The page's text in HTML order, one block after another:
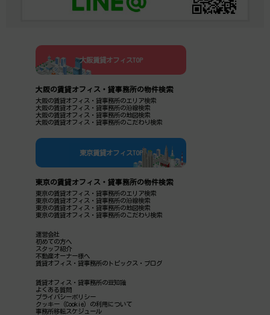
大阪賃貸オフィスTOP
大阪の賃貸オフィス・貸事務所の物件検索
大阪の賃貸オフィス・貸事務所のエリア検索
大阪の賃貸オフィス・貸事務所の沿線検索
大阪の賃貸オフィス・貸事務所の地図検索
大阪の賃貸オフィス・貸事務所のこだわり検索
東京賃貸オフィスTOP
東京の賃貸オフィス・貸事務所の物件検索
東京の賃貸オフィス・貸事務所のエリア検索
東京の賃貸オフィス・貸事務所の沿線検索
東京の賃貸オフィス・貸事務所の地図検索
東京の賃貸オフィス・貸事務所のこだわり検索
運営会社
初めての方へ
スタッフ紹介
不動産オーナー様へ
賃貸オフィス・貸事務所のトピックス・ブログ
賃貸オフィス・貸事務所の豆知識
よくある質問
プライバシーポリシー
クッキー（Cookie）の利用について
事務所移転スケジュール